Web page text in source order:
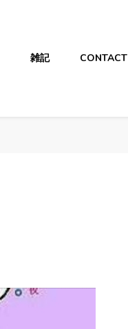
雑記 CONTACT